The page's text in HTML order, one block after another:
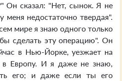
Он сказал: "Нет, сынок. Я не
меня недостаточно твердая".
мире я знаю одного только
сделать эту операцию". Он
в Нью-Йорке, уезжает на
в Европу. И я даже не знаю,
его; и даже если ты его